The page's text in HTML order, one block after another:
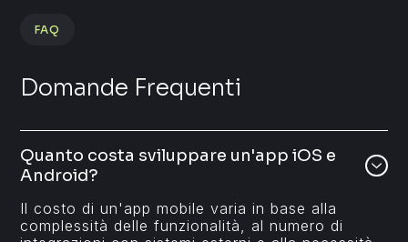
FAQ
Domande Frequenti
Quanto costa sviluppare un'app iOS e
Android?
Il costo di un'app mobile varia in base alla
complessità delle funzionalità, al numero di